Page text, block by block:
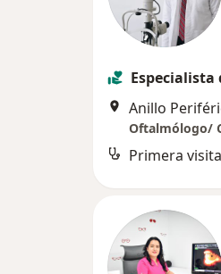
Especialista
Anillo
Primera